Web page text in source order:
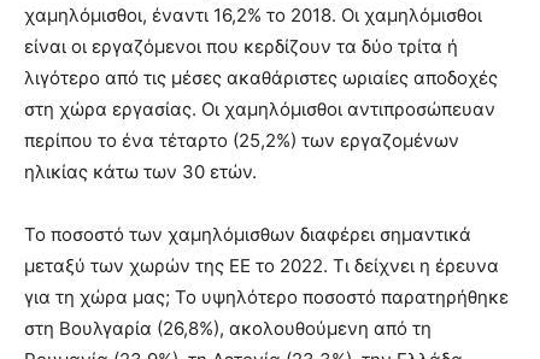
χαμηλόμισθοι, έναντι 16,2% το 2018. Οι χαμηλόμισθοι
είναι οι εργαζόμενοι που κερδίζουν τα δύο τρίτα ή
λιγότερο από τις μέσες ακαθάριστες ωριαίες αποδοχές
στη χώρα εργασίας. Οι χαμηλόμισθοι αντιπροσώπευαν
περίπου το ένα τέταρτο (25,2%) των εργαζομένων
ηλικίας κάτω των 30 ετών.
Το ποσοστό των χαμηλόμισθων διαφέρει σημαντικά
μεταξύ των χωρών της ΕΕ το 2022. Τι δείχνει η έρευνα
για τη χώρα μας; Το υψηλότερο ποσοστό παρατηρήθηκε
στη Βουλγαρία (26,8%), ακολουθούμενη από τη